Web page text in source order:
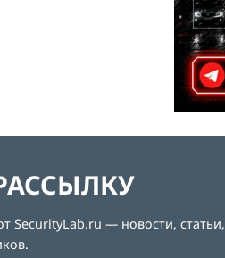
SecurityLab.ru — новости, статьи,